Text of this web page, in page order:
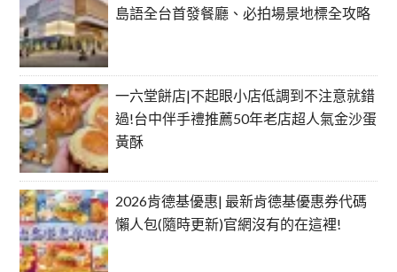
島語全台首發餐廳、必拍場景地標全攻略
一六堂餅店|不起眼小店低調到不注意就錯
過!台中伴手禮推薦50年老店超人氣金沙蛋
黃酥
2026肯德基優惠| 最新肯德基優惠券代碼
懶人包(隨時更新)官網沒有的在這裡!